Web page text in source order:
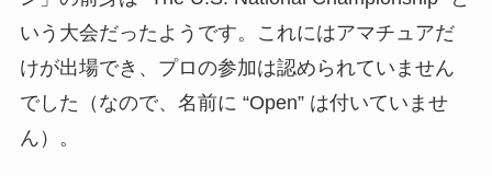
いう大会だったようです。これにはアマチュアだ
けが出場でき、プロの参加は認められていません
でした（なので、名前に “Open” は付いていませ
ん）。